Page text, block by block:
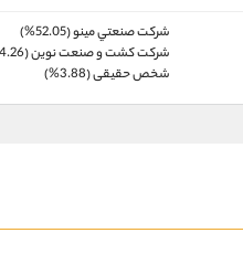
شركت صنعتي مينو (52.05%)
شرکت کشت و صنعت نوین (4.26%)
شخص حقیقی (3.88%)